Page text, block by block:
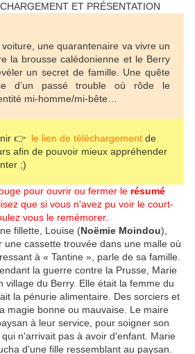
ET PRÉSENTATION
une quarantenaire va vivre un
la brousse calédonienne et le Berry
un secret de famille. Une quête
d’un passé trouble où rôde le
mi-homme/mi-bête…
👉 le lien de téléchargement de
afin de pouvoir mieux appréhender
;)
pour ouvrir ou fermer le résumé
que si vous n'avez pu voir le court-
vous le remémorer.
fillette, Louise (Noëmie Moindou),
une cassette trouvée dans une malle où
à « Tantine », parle de sa famille.
la guerre contre la Prusse, Marie
village du Berry. Elle était la femme du
la pénurie alimentaire. Des sorciers et
magie bonne ou mauvaise. Le maire
à leur service, pour soigner son
n'arrivait pas à avoir d'enfant. Marie
d'une fille ressemblant au paysan.